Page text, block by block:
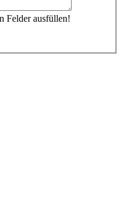
Felder ausfüllen!